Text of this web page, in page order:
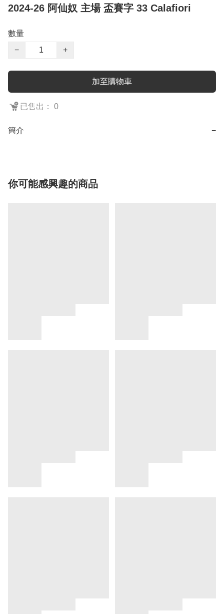
2024-26 阿仙奴 主場 盃賽字 33 Calafiori
數量
−
+
加至購物車
已售出： 0
簡介 −
你可能感興趣的商品